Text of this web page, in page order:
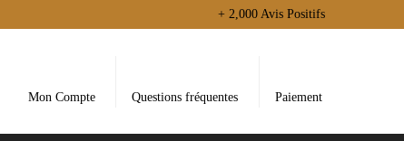
+ 2,000 Avis Positifs
Mon Compte Questions fréquentes Paiement